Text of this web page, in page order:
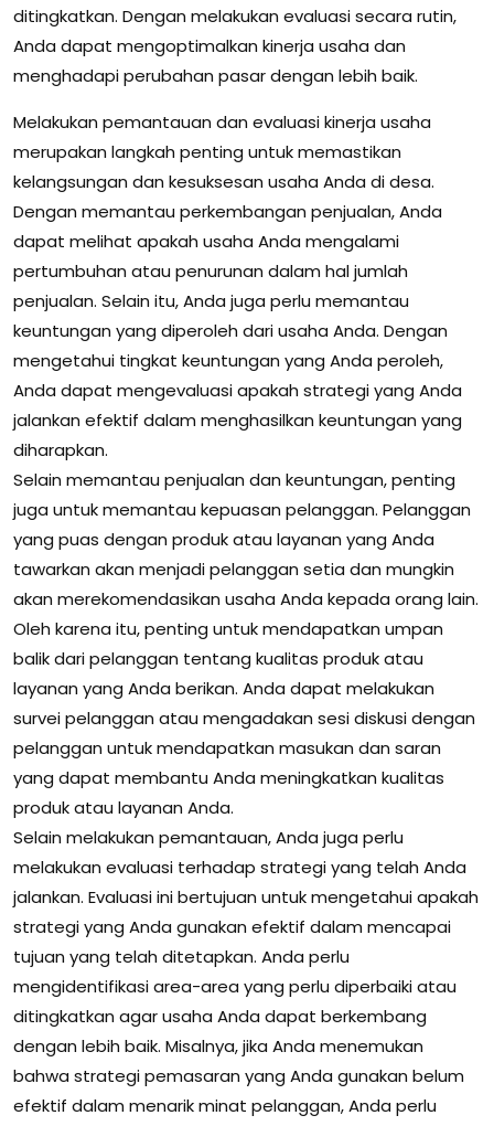
ditingkatkan. Dengan melakukan evaluasi secara rutin,
Anda dapat mengoptimalkan kinerja usaha dan
menghadapi perubahan pasar dengan lebih baik.
Melakukan pemantauan dan evaluasi kinerja usaha
merupakan langkah penting untuk memastikan
kelangsungan dan kesuksesan usaha Anda di desa.
Dengan memantau perkembangan penjualan, Anda
dapat melihat apakah usaha Anda mengalami
pertumbuhan atau penurunan dalam hal jumlah
penjualan. Selain itu, Anda juga perlu memantau
keuntungan yang diperoleh dari usaha Anda. Dengan
mengetahui tingkat keuntungan yang Anda peroleh,
Anda dapat mengevaluasi apakah strategi yang Anda
jalankan efektif dalam menghasilkan keuntungan yang
diharapkan.
Selain memantau penjualan dan keuntungan, penting
juga untuk memantau kepuasan pelanggan. Pelanggan
yang puas dengan produk atau layanan yang Anda
tawarkan akan menjadi pelanggan setia dan mungkin
akan merekomendasikan usaha Anda kepada orang lain.
Oleh karena itu, penting untuk mendapatkan umpan
balik dari pelanggan tentang kualitas produk atau
layanan yang Anda berikan. Anda dapat melakukan
survei pelanggan atau mengadakan sesi diskusi dengan
pelanggan untuk mendapatkan masukan dan saran
yang dapat membantu Anda meningkatkan kualitas
produk atau layanan Anda.
Selain melakukan pemantauan, Anda juga perlu
melakukan evaluasi terhadap strategi yang telah Anda
jalankan. Evaluasi ini bertujuan untuk mengetahui apakah
strategi yang Anda gunakan efektif dalam mencapai
tujuan yang telah ditetapkan. Anda perlu
mengidentifikasi area-area yang perlu diperbaiki atau
ditingkatkan agar usaha Anda dapat berkembang
dengan lebih baik. Misalnya, jika Anda menemukan
bahwa strategi pemasaran yang Anda gunakan belum
efektif dalam menarik minat pelanggan, Anda perlu